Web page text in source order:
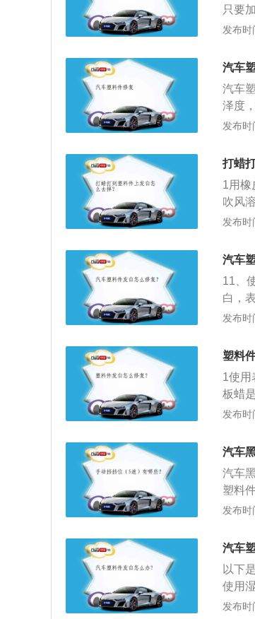
只要
过热
时候
将凹
敲平
颗，
是保
布在
蚕丝
换。
发布时
汽车
汽车
泽度
冷疤
工有
产品
表面
抛光
件损
基本
用专
围，
槽，
将准
位，
发布时
打蜡
1用橡
吹风
液用
发布时
汽车
11、
白，
件产
发布时
塑料
1使用
板蜡
果，
擦拭。
发布时
汽车
汽车
塑料
贵。
也能
还好
信大
件，
好，
发布时
汽车
以下
使用
表板
发布时